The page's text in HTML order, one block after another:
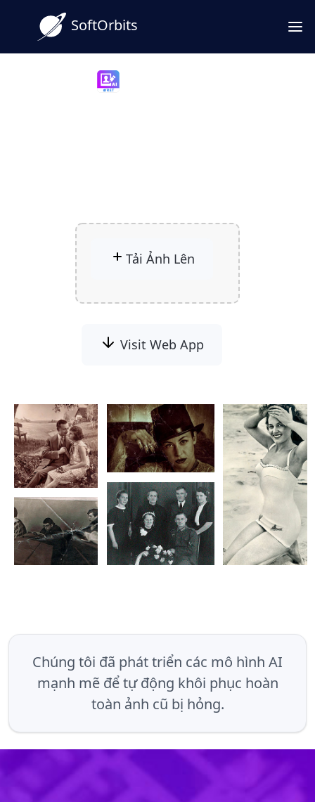
SoftOrbits
Tải Ảnh Lên
Visit Web App
Chúng tôi đã phát triển các mô hình AI
mạnh mẽ để tự động khôi phục hoàn
toàn ảnh cũ bị hỏng.